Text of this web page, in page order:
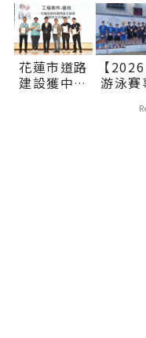
蓮小將榮登
四強∣花蓮
新聞網官方
網站各類新
聞－最快速
的今日新聞
公園將
體驗∣
新聞網
網站各
聞－最
的今日
報導
花蓮市道路
建設獲中央
【
游泳賽
與技